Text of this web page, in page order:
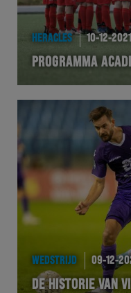
HERACLES 10-12-2021
PROGRAMMA
WEDSTRIJD 09-12-
DE HISTORIE VAN